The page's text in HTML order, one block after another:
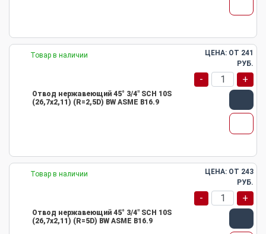
Товар в наличии
Отвод нержавеющий 45° 3/4" SCH 10S
(26,7х2,11) (R=2,5D) BW ASME B16.9
ЦЕНА: ОТ 241
РУБ.
- +
Товар в наличии
Отвод нержавеющий 45° 3/4" SCH 10S
(26,7х2,11) (R=5D) BW ASME B16.9
ЦЕНА: ОТ 243
РУБ.
- +